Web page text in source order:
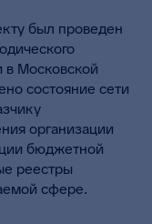
был проведен
Московской
состояние сети
организации
бюджетной
реестры
сфере.